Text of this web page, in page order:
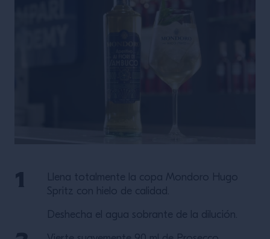
Llena totalmente la copa Mondoro Hugo
Spritz con hielo de calidad.
Deshecha el agua sobrante de la dilución.